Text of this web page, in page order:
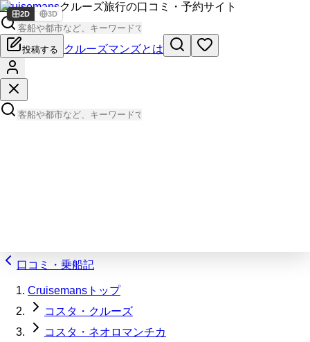
Cruisemansクルーズ旅行の口コミ・予約サイト
投稿する クルーズマンズとは
口コミ・乗船記
Cruisemansトップ
コスタ・クルーズ
コスタ・ネオロマンチカ
2D 3D